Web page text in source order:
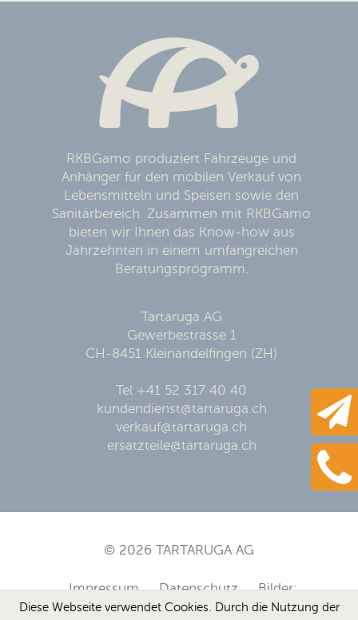
RKBGamo produziert Fahrzeuge und
Anhänger für den mobilen Verkauf von
Lebensmitteln und Speisen sowie den
Sanitärbereich. Zusammen mit RKBGamo
bieten wir Ihnen das Know-how aus
Jahrzehnten in einem umfangreichen
Beratungsprogramm.
Tartaruga AG
Gewerbestrasse 1
CH-8451 Kleinandelfingen (ZH)
Tel +41 52 317 40 40
kundendienst@tartaruga.ch
verkauf@tartaruga.ch
ersatzteile@tartaruga.ch
© 2026 TARTARUGA AG
Impressum Datenschutz Bilder:
Diese Webseite verwendet Cookies. Durch die Nutzung der